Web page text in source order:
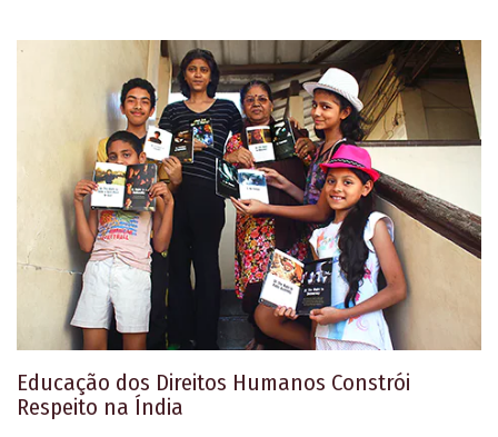
Educação dos Direitos Humanos Constrói
Respeito na Índia